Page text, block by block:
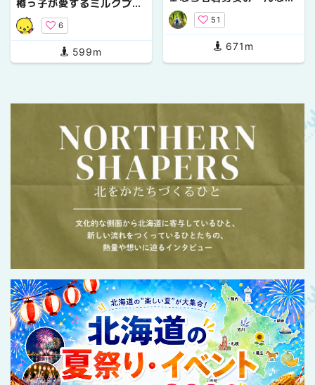
樽っ子が愛するミルクプラ
ントのソフトクリーム
6
599m
満足！【菜はな】
51
671m